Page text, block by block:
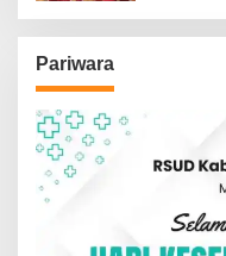
Pariwara